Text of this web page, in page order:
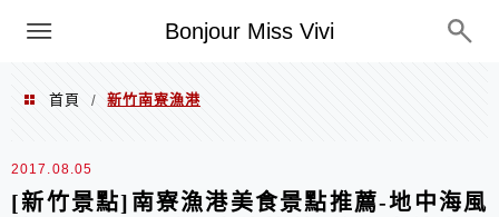
Bonjour Miss Vivi
選單
首頁 / 新竹南寮漁港
新竹南寮漁港
2017.08.05
[新竹景點]南寮漁港美食景點推薦-地中海風